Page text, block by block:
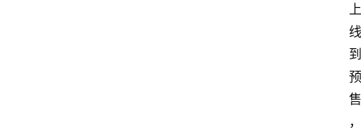
上
线
到
预
售
，